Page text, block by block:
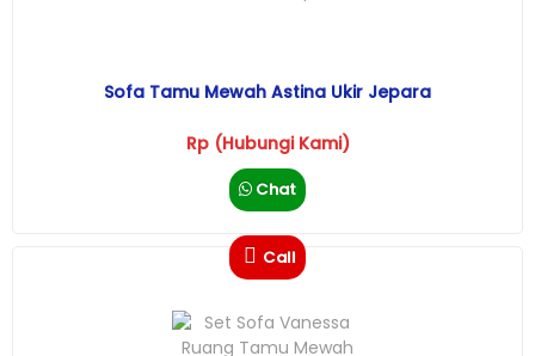
Sofa Tamu Mewah Astina Ukir Jepara
Rp (Hubungi Kami)
Chat
Call